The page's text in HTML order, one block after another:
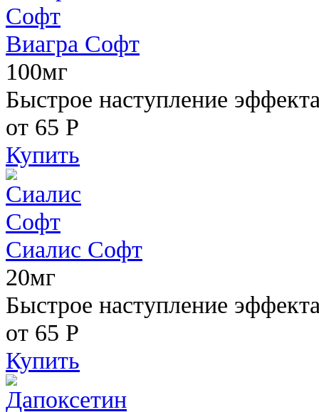
Виагра Софт
100мг
Быстрое наступление
от 65 Р
Купить
Сиалис Софт
20мг
Быстрое наступление
от 65 Р
Купить